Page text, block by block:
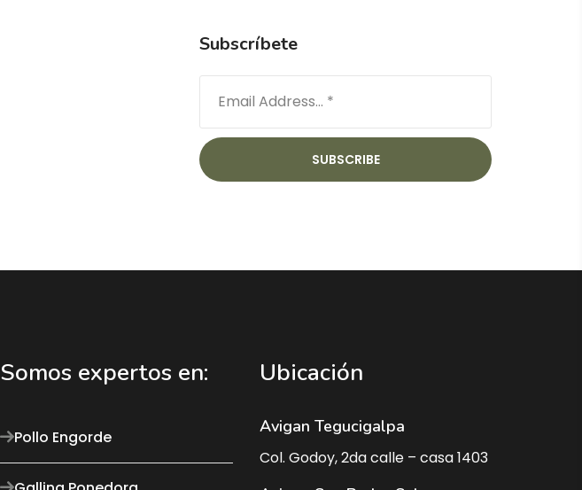
Subscríbete
Somos expertos en:
Pollo Engorde
Ubicación
Avigan Tegucigalpa
Col. Godoy, 2da calle – casa 1403